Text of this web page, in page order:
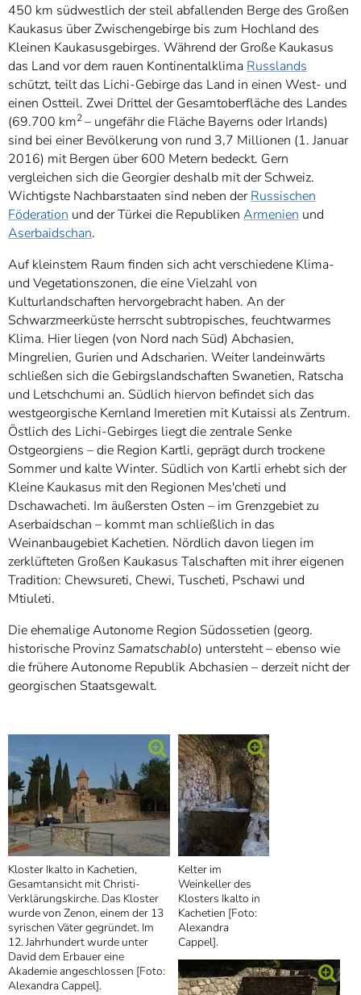
450 km südwestlich der steil abfallenden Berge des Großen
Kaukasus über Zwischengebirge bis zum Hochland des
Kleinen Kaukasusgebirges. Während der Große Kaukasus
das Land vor dem rauen Kontinentalklima Russlands
schützt, teilt das Lichi-Gebirge das Land in einen West- und
einen Ostteil. Zwei Drittel der Gesamtoberfläche des Landes
(69.700 km2– ungefähr die Fläche Bayerns oder Irlands)
sind bei einer Bevölkerung von rund 3,7 Millionen (1. Januar
2016) mit Bergen über 600 Metern bedeckt. Gern
vergleichen sich die Georgier deshalb mit der Schweiz.
Wichtigste Nachbarstaaten sind neben derRussischen
Föderation und der Türkei die Republiken Armenien und
Aserbaidschan.
Auf kleinstem Raum finden sich acht verschiedene Klima-
und Vegetationszonen, die eine Vielzahl von
Kulturlandschaften hervorgebracht haben. An der
Schwarzmeerküste herrscht subtropisches, feuchtwarmes
Klima. Hier liegen (von Nord nach Süd) Abchasien,
Mingrelien, Gurien und Adscharien. Weiter landeinwärts
schließen sich die Gebirgslandschaften Swanetien, Ratscha
und Letschchumi an. Südlich hiervon befindet sich das
westgeorgische Kernland Imeretien mit Kutaissi als Zentrum.
Östlich des Lichi-Gebirges liegt die zentrale Senke
Ostgeorgiens – die Region Kartli, geprägt durch trockene
Sommer und kalte Winter. Südlich von Kartli erhebt sich der
Kleine Kaukasus mit den Regionen Mes'cheti und
Dschawacheti. Im äußersten Osten – im Grenzgebiet zu
Aserbaidschan – kommt man schließlich in das
Weinanbaugebiet Kachetien. Nördlich davon liegen im
zerklüfteten Großen Kaukasus Talschaften mit ihrer eigenen
Tradition: Chewsureti, Chewi, Tuscheti, Pschawi und
Mtiuleti.
Die ehemalige Autonome Region Südossetien (georg.
historische ProvinzSamatschablo) untersteht – ebenso wie
die frühere Autonome Republik Abchasien – derzeit nicht der
georgischen Staatsgewalt.
Kloster Ikalto in Kachetien,
Gesamtansicht mit Christi-
Verklärungskirche. Das Kloster
wurde von Zenon, einem der 13
syrischen Väter gegründet. Im
12. Jahrhundert wurde unter
David dem Erbauer eine
Akademie angeschlossen [Foto:
Alexandra Cappel].
Kelter im
Weinkeller des
Klosters Ikalto in
Kachetien [Foto:
Alexandra
Cappel].